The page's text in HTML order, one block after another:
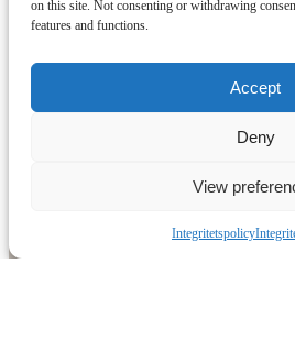
on this site. Not consenting or withdrawing
features and functions.
Accept
Deny
View
Integritetspolicy
PLANLÖSNING
1969
UPPVÄRMNING
Fjärrvärme
2-glas och 3-